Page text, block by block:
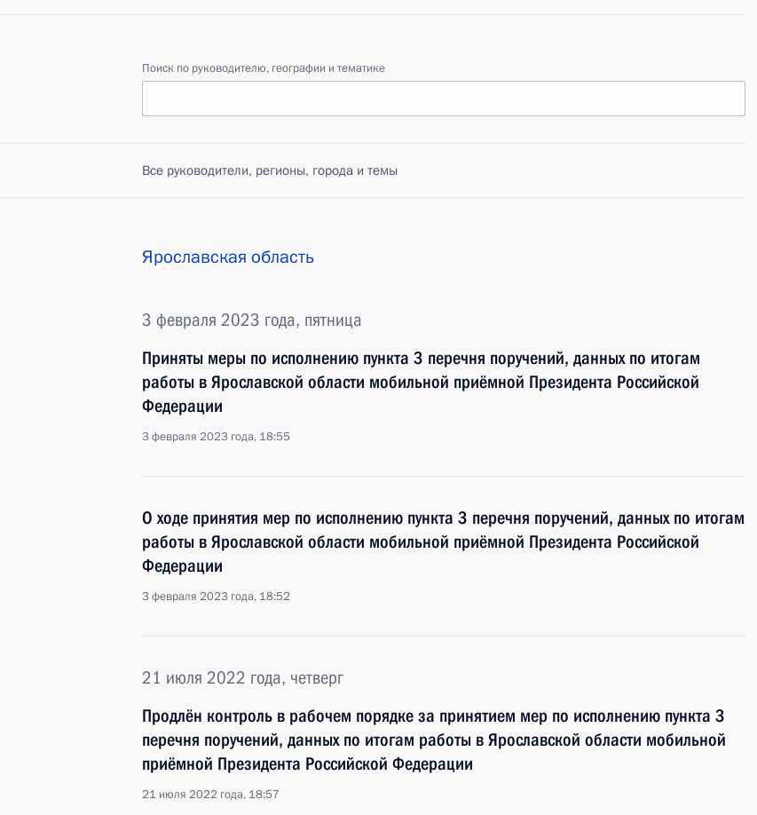
Поиск по руководителю, географии и тематике
Все руководители, регионы, города и темы
Ярославская область
3 февраля 2023 года, пятница
Приняты меры по исполнению пункта 3 перечня поручений, данных по итогам
работы в Ярославской области мобильной приёмной Президента Российской
Федерации
3 февраля 2023 года, 18:55
О ходе принятия мер по исполнению пункта 3 перечня поручений, данных по итогам
работы в Ярославской области мобильной приёмной Президента Российской
Федерации
3 февраля 2023 года, 18:52
21 июля 2022 года, четверг
Продлён контроль в рабочем порядке за принятием мер по исполнению пункта 3
перечня поручений, данных по итогам работы в Ярославской области мобильной
приёмной Президента Российской Федерации
21 июля 2022 года, 18:57